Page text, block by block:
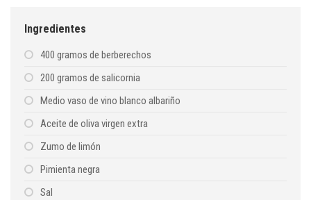
Ingredientes
400 gramos de berberechos
200 gramos de salicornia
Medio vaso de vino blanco albariño
Aceite de oliva virgen extra
Zumo de limón
Pimienta negra
Sal